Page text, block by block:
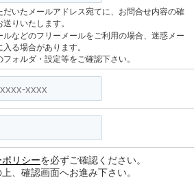
いたメールアドレス宛てに、お問合せ内容の確
りいたします。
などのフリーメールをご利用の場合、迷惑メー
る場合があります。
ォルダ・設定等をご確認下さい。
リシーを必ずご確認ください。
、確認画面へお進み下さい。